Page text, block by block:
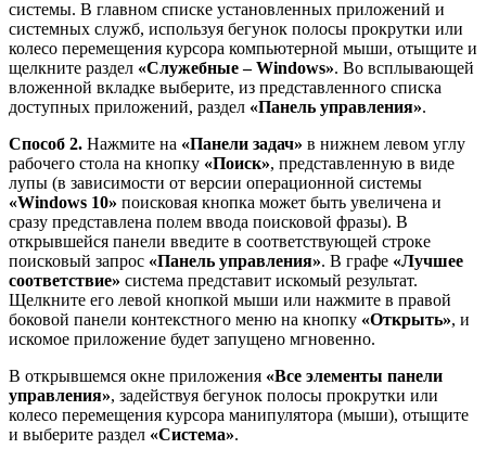
системы. В главном списке установленных приложений и
системных служб, используя бегунок полосы прокрутки или
колесо перемещения курсора компьютерной мыши, отыщите и
щелкните раздел «Служебные – Windows». Во всплывающей
вложенной вкладке выберите, из представленного списка
доступных приложений, раздел «Панель управления».
Способ 2. Нажмите на «Панели задач» в нижнем левом углу
рабочего стола на кнопку «Поиск», представленную в виде
лупы (в зависимости от версии операционной системы
«Windows 10» поисковая кнопка может быть увеличена и
сразу представлена полем ввода поисковой фразы). В
открывшейся панели введите в соответствующей строке
поисковый запрос «Панель управления». В графе «Лучшее
соответствие» система представит искомый результат.
Щелкните его левой кнопкой мыши или нажмите в правой
боковой панели контекстного меню на кнопку «Открыть», и
искомое приложение будет запущено мгновенно.
В открывшемся окне приложения «Все элементы панели
управления», задействуя бегунок полосы прокрутки или
колесо перемещения курсора манипулятора (мыши), отыщите
и выберите раздел «Система».